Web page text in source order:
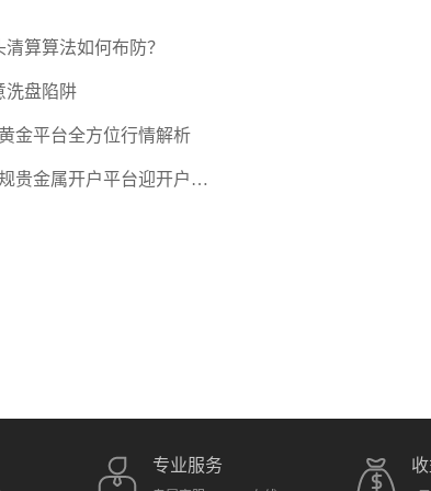
算算法如何布防？
洗盘陷阱
金平台全方位行情解析
贵金属开户平台迎开户热
专业服务